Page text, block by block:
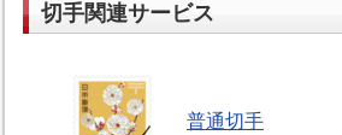
切手関連サービス
普通切手